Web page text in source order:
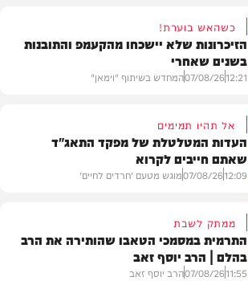
כשהאש בוערת!
הזיכרונות שלא יישכחו מהקעמפ והתובנות
בשנים שאחרי
12:21
07/08/26המחדש בשיתוף "וימאן"
אל תהיו תמימים
העדות המטלטלת של מפקד התאג"ד
שאתם חייבים לקרוא
12:09
07/08/26מוגש מטעם 'חרדים לחיים'
ממתק לשבת
התרמית במסמכי הטאבו שהותירה את הרב
בהלם | הרב יוסף זאב
11:55
07/08/26הרב יוסף זאב